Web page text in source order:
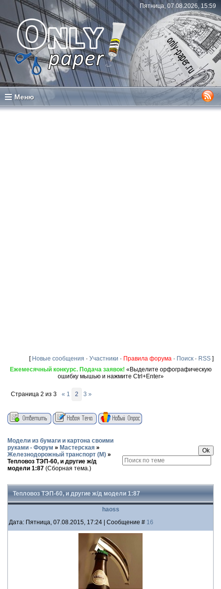
Пятница, 07.08.2026, 15:59
Меню
[ Новые сообщения · Участники · Правила форума · Поиск · RSS ]
Ежемесячный конкурс. Подача заявок! «Выделите орфографическую
ошибку мышью и нажмите Ctrl+Enter»
Страница 2 из 3 « 1 2 3 »
Модели из бумаги и картона своими
руками - Форум » Мастерская »
Железнодорожный транспорт (М) »
Тепловоз ТЭП-60, и другие ж/д
модели 1:87 (Сборная тема.)
Тепловоз ТЭП-60, и другие ж/д модели 1:87
haoss
Дата: Пятница, 07.08.2015, 17:24 | Сообщение # 16